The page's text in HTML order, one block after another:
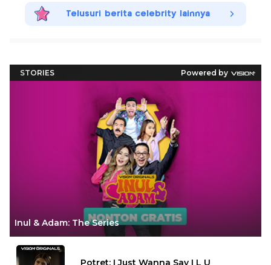
Telusuri berita celebrity lainnya